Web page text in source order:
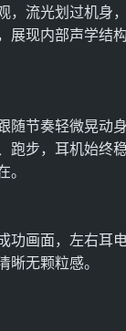
流光划过机身
现内部声学结
节奏轻微晃动
步，耳机始终
画面，左右耳
无颗粒感。